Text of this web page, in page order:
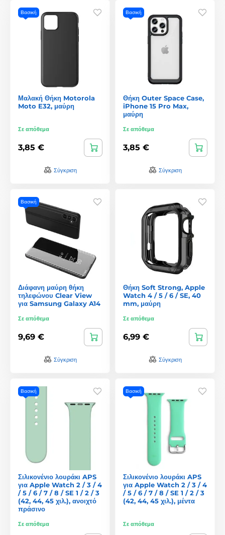
Βασική
Μαλακή Θήκη Motorola
Moto E32, μαύρη
Σε απόθεμα
3,85 €
Σύγκριση
Βασική
Θήκη Outer Space Case,
iPhone 15 Pro Max,
μαύρη
Σε απόθεμα
3,85 €
Σύγκριση
Βασική
Διάφανη μαύρη θήκη
τηλεφώνου Clear View
για Samsung Galaxy A14
Σε απόθεμα
9,69 €
Σύγκριση
Θήκη Soft Strong, Apple
Watch 4 / 5 / 6 / SE, 40
mm, μαύρη
Σε απόθεμα
6,99 €
Σύγκριση
Βασική
Σιλικονένιο λουράκι APS
για Apple Watch 2 / 3 / 4
/ 5 / 6 / 7 / 8 / SE 1 / 2 / 3
(42, 44, 45 χιλ.), ανοιχτό
πράσινο
Σε απόθεμα
Βασική
Σιλικονένιο λουράκι APS
για Apple Watch 2 / 3 / 4
/ 5 / 6 / 7 / 8 / SE 1 / 2 / 3
(42, 44, 45 χιλ.), μέντα
Σε απόθεμα